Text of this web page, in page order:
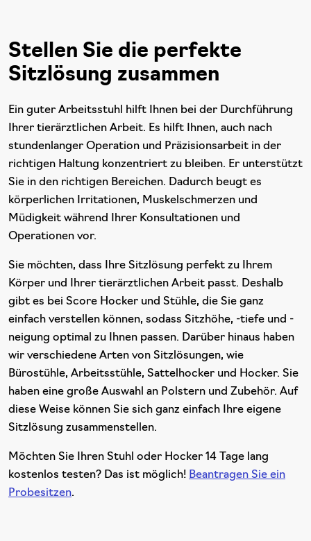
Stellen Sie die perfekte
Sitzlösung zusammen
Ein guter Arbeitsstuhl hilft Ihnen bei der Durchführung
Ihrer tierärztlichen Arbeit. Es hilft Ihnen, auch nach
stundenlanger Operation und Präzisionsarbeit in der
richtigen Haltung konzentriert zu bleiben. Er unterstützt
Sie in den richtigen Bereichen. Dadurch beugt es
körperlichen Irritationen, Muskelschmerzen und
Müdigkeit während Ihrer Konsultationen und
Operationen vor.
Sie möchten, dass Ihre Sitzlösung perfekt zu Ihrem
Körper und Ihrer tierärztlichen Arbeit passt. Deshalb
gibt es bei Score Hocker und Stühle, die Sie ganz
einfach verstellen können, sodass Sitzhöhe, -tiefe und -
neigung optimal zu Ihnen passen. Darüber hinaus haben
wir verschiedene Arten von Sitzlösungen, wie
Bürostühle, Arbeitsstühle, Sattelhocker und Hocker. Sie
haben eine große Auswahl an Polstern und Zubehör. Auf
diese Weise können Sie sich ganz einfach Ihre eigene
Sitzlösung zusammenstellen.
Möchten Sie Ihren Stuhl oder Hocker 14 Tage lang
kostenlos testen? Das ist möglich! Beantragen Sie ein
Probesitzen.